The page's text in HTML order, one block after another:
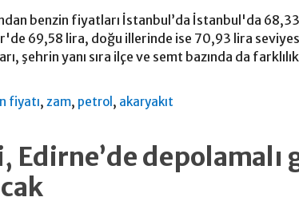
benzin fiyatları İstanbul’da İstanbul'da
69,58 lira, doğu illerinde ise 70,93 lira
şehrin yanı sıra ilçe ve semt bazında da farklılık
fiyatı,zam, petrol , akaryakıt
Edirne’de depolamalı